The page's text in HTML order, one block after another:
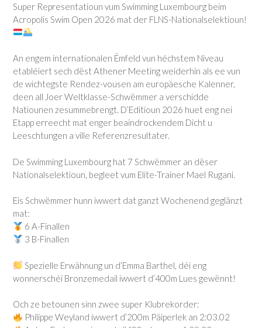
Super Representatioun vum Swimming Luxembourg beim
Acropolis Swim Open 2026 mat der FLNS-Nationalselektioun!
An engem internationalen Ëmfeld vun héchstem Niveau
etabléiert sech dëst Athener Meeting weiderhin als ee vun
de wichtegste Rendez-vousen am europäesche Kalenner,
deen all Joer Weltklasse-Schwëmmer a verschidde
Natiounen zesummebrengt. D’Editioun 2026 huet eng nei
Etapp erreecht mat enger beaindrockendem Dicht u
Leeschtungen a ville Referenzresultater.
De Swimming Luxembourg hat 7 Schwëmmer an dëser
Nationalselektioun, begleet vum Elite-Trainer Mael Rugani.
Eis Schwëmmer hunn iwwert dat ganzt Wochenend geglänzt
mat:
6 A-Finallen
3 B-Finallen
Spezielle Erwähnung un d’Emma Barthel, déi eng
wonnerschéi Bronzemedail iwwert d’400m Lues gewënnt!
Och ze betounen sinn zwee super Klubrekorder:
Philippe Weyland iwwert d’200m Päiperlek an 2:03.02